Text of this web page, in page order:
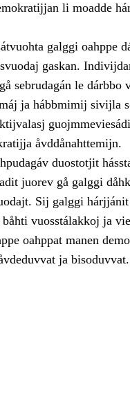
li moadde
galggi oahppe
gaskan.
sebrudagán le dárbbo
ja hábbmimij sivijla
åvddånahttemijn.
duostotjit
juorev gå galggi
Sij galggi
vuosstálakkoj ja
oahppat manen
ja bisoduvvat.